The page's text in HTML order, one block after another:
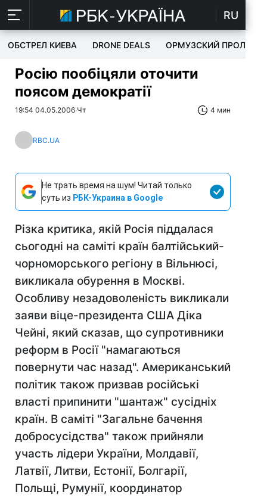
RU
ОБСТРЕЛ КИЕВА DRONE DEALS ОРМУЗСКИЙ ПРОЛИВ
Росію пообіцяли оточити
поясом демократії
19:54 04.05.2006 Чт 4 мин
RBC.UA
Не трать время на шум! Читай только
суть из РБК-Украина в Google
Різка критика, якій Росія піддалася
сьогодні на саміті країн балтійський-
чорноморського регіону в Вільнюсі,
викликала обурення в Москві.
Особливу незадоволеність викликали
заяви віце-президента США Діка
Чейні, який сказав, що супротивники
реформ в Росії "намагаються
повернути час назад". Американський
політик також призвав російські
власті припинити "шантаж" сусідніх
країн. В саміті "Загальне бачення
добросусідства" також прийняли
участь лідери України, Молдавії,
Латвії, Литви, Естонії, Болгарії,
Польщі, Румунії, координатор